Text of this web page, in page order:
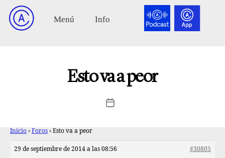
Esto va a peor
Inicio › Foros › Esto va a peor
29 de septiembre de 2014 a las 08:56
#30805